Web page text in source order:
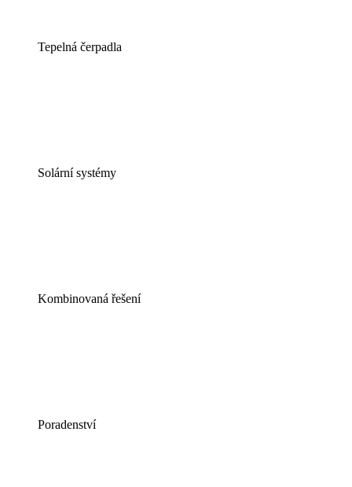
Tepelná čerpadla
Solární systémy
Kombinovaná řešení
Poradenství